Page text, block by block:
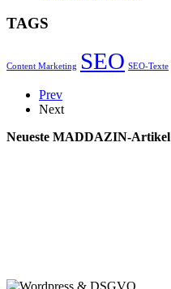
TAGS
Content Marketing SEO SEO-Texte
Prev
Next
Neueste MADDAZIN-Artikel